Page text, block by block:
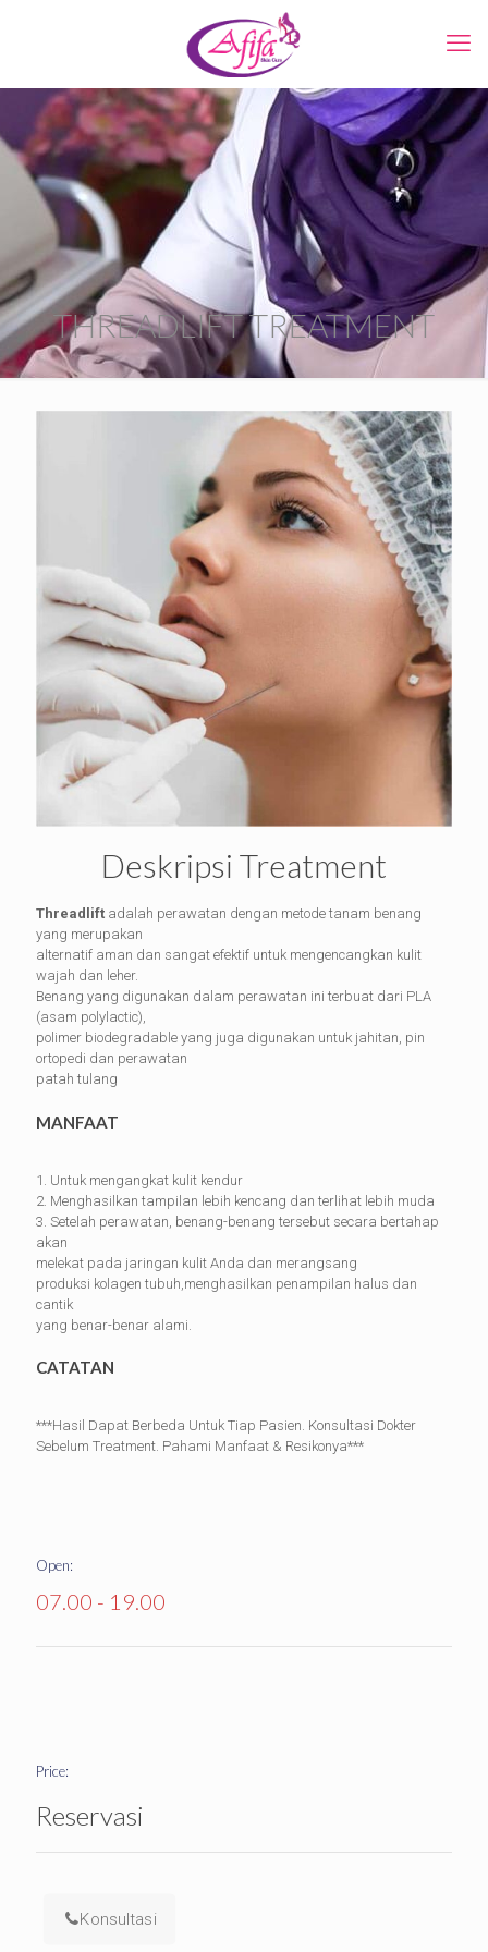
THREADLIFT TREATMENT
Deskripsi Treatment
Threadlift adalah perawatan dengan metode tanam benang
yang merupakan
alternatif aman dan sangat efektif untuk mengencangkan kulit
wajah dan leher.
Benang yang digunakan dalam perawatan ini terbuat dari PLA
(asam polylactic),
polimer biodegradable yang juga digunakan untuk jahitan, pin
ortopedi dan perawatan
patah tulang
MANFAAT
1. Untuk mengangkat kulit kendur
2. Menghasilkan tampilan lebih kencang dan terlihat lebih muda
3. Setelah perawatan, benang-benang tersebut secara bertahap
akan
melekat pada jaringan kulit Anda dan merangsang
produksi kolagen tubuh,menghasilkan penampilan halus dan
cantik
yang benar-benar alami.
CATATAN
***Hasil Dapat Berbeda Untuk Tiap Pasien. Konsultasi Dokter
Sebelum Treatment. Pahami Manfaat & Resikonya***
Open:
07.00 - 19.00
Price:
Reservasi
Konsultasi